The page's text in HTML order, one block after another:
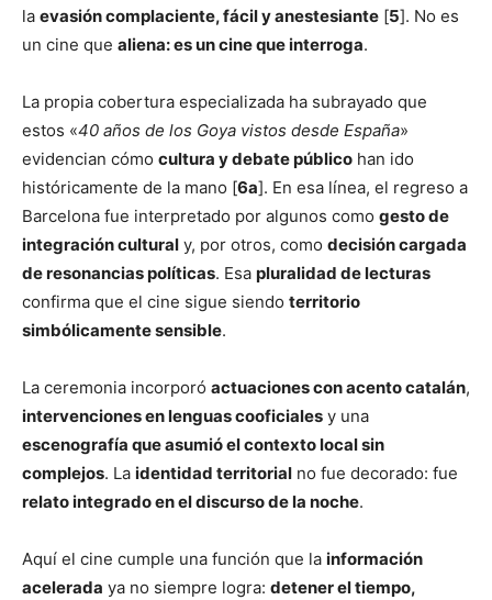
la evasión complaciente, fácil y anestesiante [5]. No es
un cine que aliena: es un cine que interroga.
La propia cobertura especializada ha subrayado que
estos «40 años de los Goya vistos desde España»
evidencian cómo cultura y debate público han ido
históricamente de la mano [6a]. En esa línea, el regreso a
Barcelona fue interpretado por algunos como gesto de
integración cultural y, por otros, como decisión cargada
de resonancias políticas. Esa pluralidad de lecturas
confirma que el cine sigue siendo territorio
simbólicamente sensible.
La ceremonia incorporó actuaciones con acento catalán,
intervenciones en lenguas cooficiales y una
escenografía que asumió el contexto local sin
complejos. La identidad territorial no fue decorado: fue
relato integrado en el discurso de la noche.
Aquí el cine cumple una función que la información
acelerada ya no siempre logra: detener el tiempo,